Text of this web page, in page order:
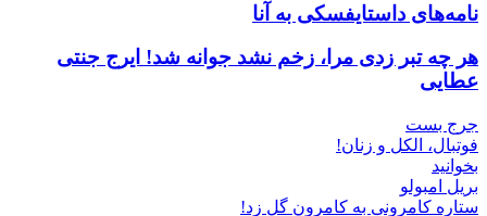
نامه‌های داستایفسکی به آنا
هر چه تبر زدی مرا، زخم نشد جوانه شد! ایرج جنتی
عطایی
جرج بست
فوتبال، الکل و زنان!
بخوانید
بریل امبولو
ستاره کامرونی به کامرون گل زد!